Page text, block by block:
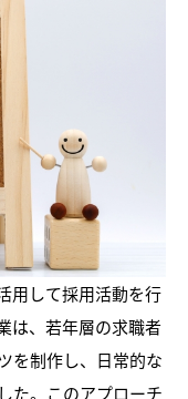
用して採用活動を行
は、若年層の求職者
を制作し、日常的な
た。このアプローチ